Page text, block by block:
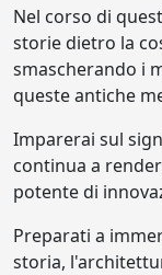
Nel corso di
storie dietro la
smascherando i
queste antiche
Imparerai sul
continua a
potente di
Preparati a
storia,